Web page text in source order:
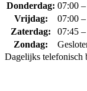
Donderdag: 07:00
Vrijdag:
07:00
Zaterdag:
07:45
Zondag:
Dagelijks telefonisch